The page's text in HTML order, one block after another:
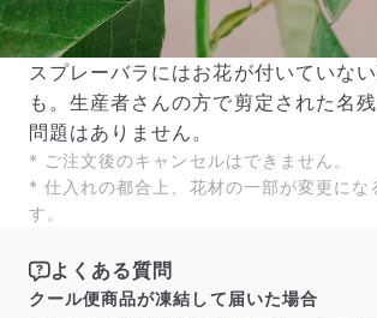
スプレーバラにはお花が付いていな
も。生産者さんの方で剪定された名
問題はありません。
* ご注文後のキャンセルはできません。
* 仕入れの都合上、花材の一部が変更にな
す。
よくある質問
クール便商品が凍結して届いた場合